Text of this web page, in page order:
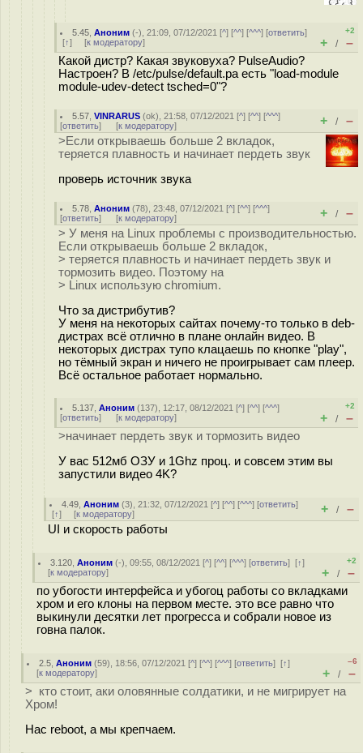
5.45 ,Аноним (-), 21:09, 07/12/2021 [^] [^^] [^^^] [ответить]
[↑] [к модератору]
+2
+ / –
Какой дистр? Какая звуковуха? PulseAudio?
Настроен? В /etc/pulse/default.pa есть "load-module
module-udev-detect tsched=0"?
5.57 ,VINRARUS (ok), 21:58, 07/12/2021 [^] [^^] [^^^]
[ответить] [к модератору] + / –
>Если открываешь больше 2 вкладок,
теряется плавность и начинает пердеть звук
проверь источник звука
5.78 ,Аноним (78), 23:48, 07/12/2021 [^] [^^] [^^^]
[ответить] [к модератору] + / –
> У меня на Linux проблемы с производительностью.
Если открываешь больше 2 вкладок,
> теряется плавность и начинает пердеть звук и
тормозить видео. Поэтому на
> Linux использую chromium.
Что за дистрибутив?
У меня на некоторых сайтах почему-то только в deb-
дистрах всё отлично в плане онлайн видео. В
некоторых дистрах тупо клацаешь по кнопке "play",
но тёмный экран и ничего не проигрывает сам плеер.
Всё остальное работает нормально.
5.137 ,Аноним (137), 12:17, 08/12/2021 [^] [^^] [^^^]
[ответить] [к модератору]
+2
+ / –
>начинает пердеть звук и тормозить видео
У вас 512мб ОЗУ и 1Ghz проц. и совсем этим вы
запустили видео 4K?
4.49 ,Аноним (3), 21:32, 07/12/2021 [^] [^^] [^^^] [ответить]
[↑] [к модератору] + / –
UI и скорость работы
3.120 ,Аноним (-), 09:55, 08/12/2021 [^] [^^] [^^^] [ответить][↑]
[к модератору]
+2
+ / –
по убогости интерфейса и убогоц работы со вкладками
хром и его клоны на первом месте. это все равно что
выкинули десятки лет прогресса и собрали новое из
говна палок.
2.5 ,Аноним (59), 18:56, 07/12/2021 [^] [^^] [^^^] [ответить][↑]
[к модератору]
–6
+ / –
> кто стоит, аки оловянные солдатики, и не мигрирует на
Хром!
Нас reboot, а мы крепчаем.